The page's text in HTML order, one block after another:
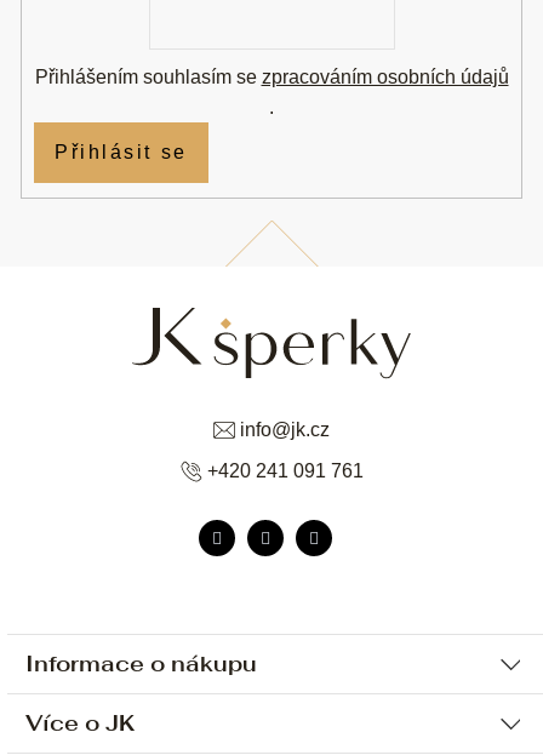
Informace o nákupu
Ochrana osobních údajů
Více o JK
info@jk.cz
+420 241 091 761
Přihlášením souhlasím se zpracováním osobních údajů
.
Přihlásit se